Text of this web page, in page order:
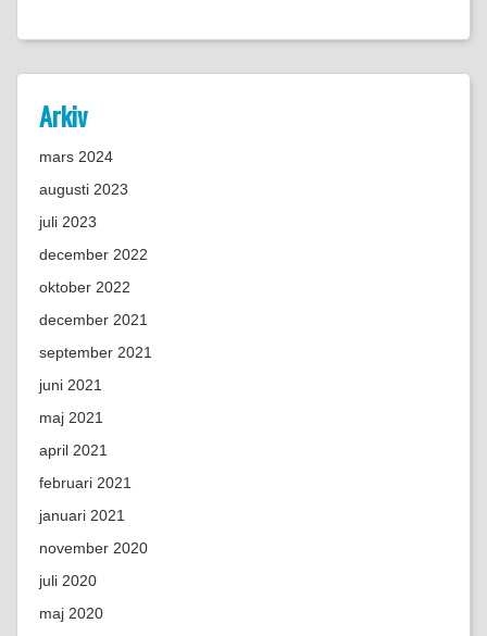
Arkiv
mars 2024
augusti 2023
juli 2023
december 2022
oktober 2022
december 2021
september 2021
juni 2021
maj 2021
april 2021
februari 2021
januari 2021
november 2020
juli 2020
maj 2020